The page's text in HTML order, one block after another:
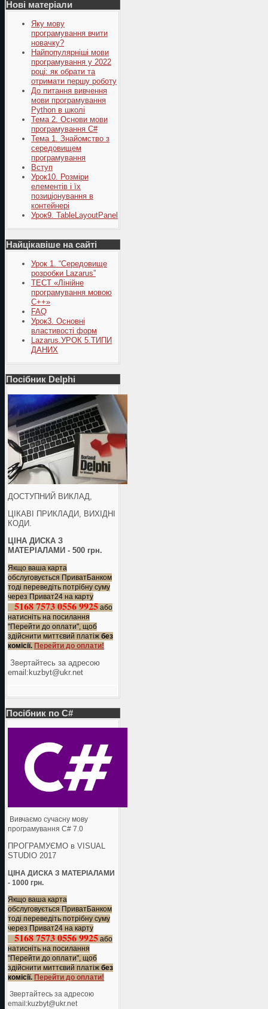
Нові матеріали
Яку мову
програмування вчити
новачку?
Найпопулярніші мови
програмування у 2022
році: як обрати та
отримати першу роботу
До питання вивчення
мови програмування
Python в школі
Тема 2. Основи мови
програмування C#
Тема 1. Знайомство з
середовищем
програмування
Вступ
Урок10. Розміри
елементів і їх
позиціонування в
контейнері
Урок9. TableLayoutPanel
Найцікавіше на сайті
Урок 1. “Середовище
розробки Lazarus”
ТЕСТ «Лінійне
програмування мовою
С++»
FAQ
Урок3. Основні
властивості форм
Lazarus.УРОК 5.ТИПИ
ДАНИХ
Посібник Delphi
ДОСТУПНИЙ ВИКЛАД,
ЦІКАВІ ПРИКЛАДИ, ВИХІДНІ
КОДИ.
ЦІНА ДИСКА З
МАТЕРІАЛАМИ - 500 грн.
Якщо ваша карта
обслуговується ПриватБанком
тоді переведіть потрібну суму
через Приват24 на карту
5168 7573 0556 9925 або
натисніть на посилання
"Перейти до оплати", щоб
здійснити миттєвий платіж без
комісії. Перейти до оплати!
Звертайтесь за адресою
еmail:kuzbyt@ukr.net
Посібник по C#
Вивчаємо сучасну мову
програмування C# 7.0
ПРОГРАМУЄМО в VISUAL
STUDIO 2017
ЦІНА ДИСКА З МАТЕРІАЛАМИ
- 1000 грн.
Якщо ваша карта
обслуговується ПриватБанком
тоді переведіть потрібну суму
через Приват24 на карту
5168 7573 0556 9925 або
натисніть на посилання
"Перейти до оплати", щоб
здійснити миттєвий платіж без
комісії. Перейти до оплати!
Звертайтесь за адресою
еmail:kuzbyt@ukr.net